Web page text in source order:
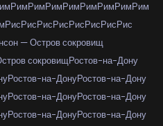
РимРимРимРимРимРимРимРим
РисРисРисРисРисРисРисРис
— Остров сокровищ
сокровищРостов-на-Дону
Ростов-на-ДонуРостов-на-Дону
Ростов-на-ДонуРостов-на-Дону
Ростов-на-ДонуРостов-на-Дону